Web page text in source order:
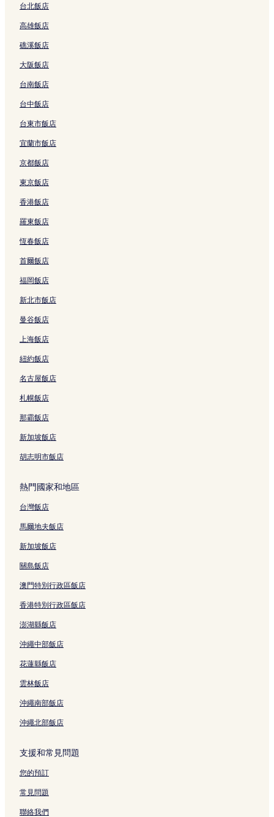
孟古的親子飯店
孟古飯店
通巴巴尤的設有停車場的飯店
通巴巴尤的別墅
通巴巴尤 2 星級飯店
通巴巴尤 3 星級飯店
通巴巴尤 4 星級飯店
通巴巴尤的Spa 飯店
通巴巴尤飯店
提布貝內的設有停車場的飯店
提布貝內的鄉間房屋
提布貝內的平價飯店
提布貝內的商務飯店
提布貝內的海灘飯店
提布貝內飯店
布杜的設有廚房的飯店
布杜的別墅
布杜 3 星級飯店
布杜飯店
卡巴-卡巴的奢華飯店
卡巴-卡巴飯店
達隆的設有游泳池的飯店
達隆的別墅
達隆的旅館
達隆的平價飯店
達隆的親子飯店
達隆飯店
克克蘭飯店
坎古的鄉間房屋
坎古的青年旅館
台北飯店
高雄飯店
礁溪飯店
大阪飯店
台南飯店
台中飯店
台東市飯店
宜蘭市飯店
京都飯店
東京飯店
香港飯店
羅東飯店
恆春飯店
首爾飯店
福岡飯店
新北市飯店
曼谷飯店
上海飯店
紐約飯店
名古屋飯店
札幌飯店
那霸飯店
新加坡飯店
胡志明市飯店
熱門國家和地區
台灣飯店
馬爾地夫飯店
新加坡飯店
關島飯店
澳門特別行政區飯店
香港特別行政區飯店
澎湖縣飯店
沖繩中部飯店
花蓮縣飯店
雲林飯店
沖繩南部飯店
沖繩北部飯店
支援和常見問題
您的預訂
常見問題
聯絡我們